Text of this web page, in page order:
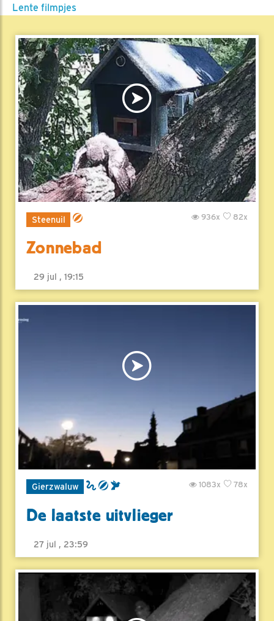
Lente filmpjes
Steenuil 82x
936x
Zonnebad
29 jul , 19:15
Gierzwaluw 78x
1083x
De laatste uitvlieger
27 jul , 23:59